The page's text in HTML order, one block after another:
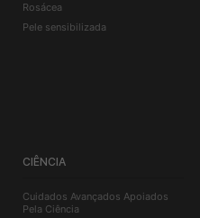
Rosácea
Pele sensibilizada
CIÊNCIA
Cuidados Avançados Apoiados
Pela Ciência